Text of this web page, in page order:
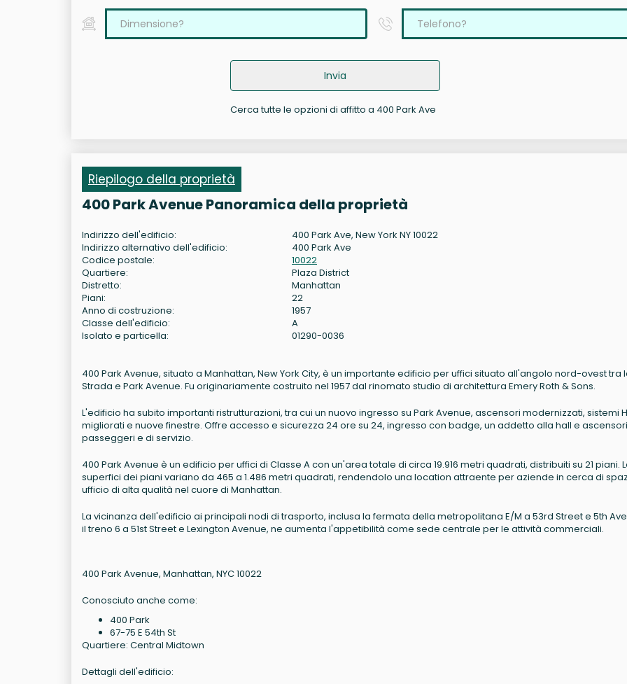
Invia
Cerca tutte le opzioni di affitto a 400 Park Ave
Riepilogo della proprietà
400 Park Avenue Panoramica della proprietà
Indirizzo dell'edificio:
400 Park Ave, New York NY 10022
Indirizzo alternativo dell'edificio:
400 Park Ave
Codice postale:
10022
Quartiere:
Plaza District
Distretto:
Manhattan
Piani:
22
Anno di costruzione:
1957
Classe dell'edificio:
A
Isolato e particella:
01290-0036
400 Park Avenue, situato a Manhattan, New York City, è un importante edificio per uffici situato all'angolo nord-ovest tra
Strada e Park Avenue. Fu originariamente costruito nel 1957 dal rinomato studio di architettura Emery Roth & Sons.
L'edificio ha subito importanti ristrutturazioni, tra cui un nuovo ingresso su Park Avenue, ascensori modernizzati, sistemi
migliorati e nuove finestre. Offre accesso e sicurezza 24 ore su 24, ingresso con badge, un addetto alla hall e ascensori
passeggeri e di servizio.
400 Park Avenue è un edificio per uffici di Classe A con un'area totale di circa 19.916 metri quadrati, distribuiti su 21 piani.
superfici dei piani variano da 465 a 1.486 metri quadrati, rendendolo una location attraente per aziende in cerca di
ufficio di alta qualità nel cuore di Manhattan.
La vicinanza dell'edificio ai principali nodi di trasporto, inclusa la fermata della metropolitana E/M a 53rd Street e 5th
il treno 6 a 51st Street e Lexington Avenue, ne aumenta l'appetibilità come sede centrale per le attività commerciali.
400 Park Avenue, Manhattan, NYC 10022
Conosciuto anche come:
400 Park
67-75 E 54th St
Quartiere: Central Midtown
Dettagli dell'edificio: